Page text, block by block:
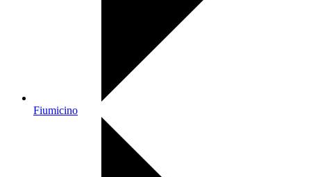
Fiumicino